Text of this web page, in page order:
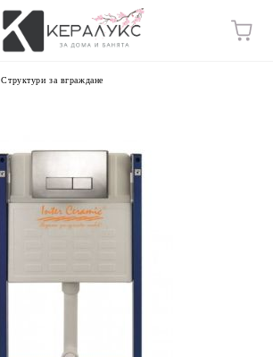
Структури за вграждане